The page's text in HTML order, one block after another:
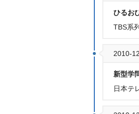
ひるお
TBS系
2010-
新型学
日本テ